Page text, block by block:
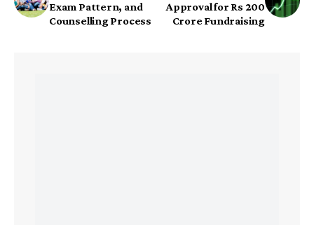
Exam Pattern, and
Counselling Process
Approval for Rs 200
Crore Fundraising